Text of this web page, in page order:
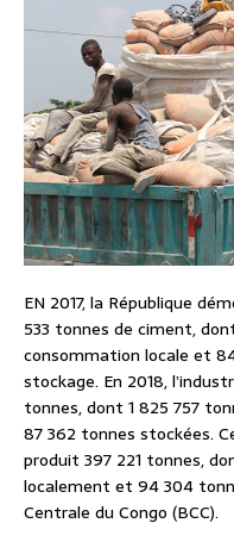
EN 2017, la République
533 tonnes de ciment,
consommation locale et
stockage. En 2018,
tonnes, dont 1 825 757
87 362 tonnes stockées.
produit 397 221 tonnes,
localement et 94 304
Centrale du Congo (BCC).